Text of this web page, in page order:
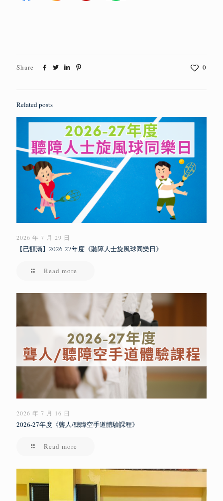
Share 0
Related posts
2026 年 7 月 29 日
【已額滿】2026-27年度《聽障人士旋風球同樂日》
Read more
2026 年 7 月 16 日
2026-27年度《聾人/聽障空手道體驗課程》
Read more